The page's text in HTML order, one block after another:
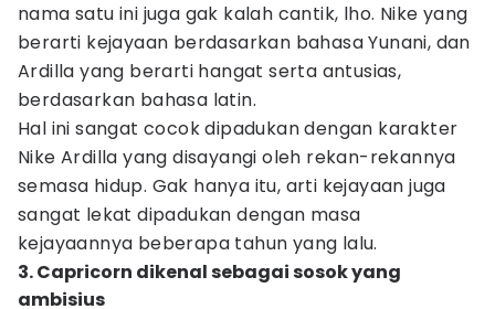
nama satu ini juga gak kalah cantik, lho. Nike yang
berarti kejayaan berdasarkan bahasa Yunani, dan
Ardilla yang berarti hangat serta antusias,
berdasarkan bahasa latin.
Hal ini sangat cocok dipadukan dengan karakter
Nike Ardilla yang disayangi oleh rekan-rekannya
semasa hidup. Gak hanya itu, arti kejayaan juga
sangat lekat dipadukan dengan masa
kejayaannya beberapa tahun yang lalu.
3. Capricorn dikenal sebagai sosok yang
ambisius